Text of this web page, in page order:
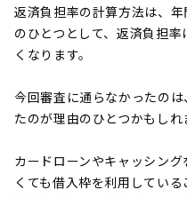
返済負担率の計算方法は、
のひとつとして、返済負担率
くなります。
今回審査に通らなかったの
たのが理由のひとつかもしれ
カードローンやキャッシン
くても借入枠を利用してい